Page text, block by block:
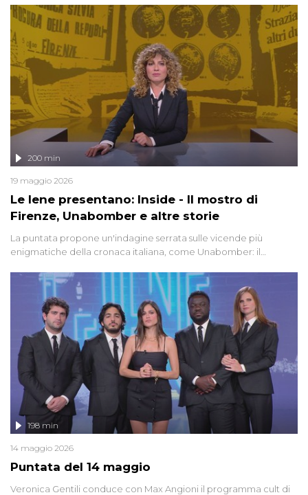
Le Iene presentano: Inside - Il mostro di
Firenze, Unabomber e altre storie
200 min
19 maggio 2026
La puntata propone un'indagine serrata sulle vicende più
enigmatiche della cronaca italiana, come Unabomber: il
'90 e il 2000 che, inquietantemente, potrebbe essere ancora in
libertà. Lo speciale affronta inoltre le zone d'ombra sul Mostro di
Firenze, le cui responsabilità appaiono ancora oggi avvolte in un
groviglio di dubbi mai chiariti. Nel corso dello speciale anche
l'intervista inedita a Olindo Romano, realizzata ne...
Puntata del 14 maggio
198 min
14 maggio 2026
Veronica Gentili conduce con Max Angioni il programma cult di